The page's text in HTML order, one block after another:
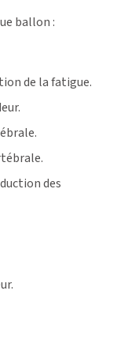
ballon :
de la fatigue.
des